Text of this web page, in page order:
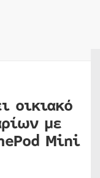
οικιακό
με
Mini